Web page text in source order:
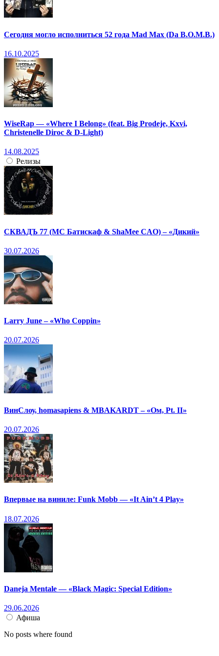
Сегодня могло исполниться 52 года Mad Max (Da B.O.M.B.)
16.10.2025
WiseRap — «Where I Belong» (feat. Big Prodeje, Kxvi,
Christenelle Diroc & D-Light)
14.08.2025
Релизы
СКВАДЪ 77 (МС Батискаф & ShaMee CAO) – «Дикий»
30.07.2026
Larry June – «Who Coppin»
20.07.2026
ВинСлоу, homasapiens & MBAKARDT – «Ом, Pt. II»
20.07.2026
Впервые на виниле: Funk Mobb — «It Ain’t 4 Play»
18.07.2026
Daneja Mentale — «Black Magic: Special Edition»
29.06.2026
Афиша
No posts where found